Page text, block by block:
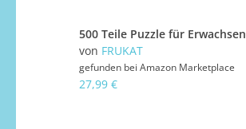
von FRUKAT
gefunden bei Amazon Marketplace
27,99 €